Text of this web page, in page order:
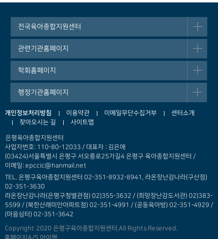
전국육아종합지원센터
관련기관홈페이지
학회홈페이지
행정기관홈페이지
개인정보처리방침 이용약관 이메일무단수집거부
센터소개
찾아오시는 길
사이트맵
은평육아종합지원센터
사업자번호: 110-80-12033 / 대표자 : 김은애
(03424)서울특별시 은평구 서오릉로25가길4 은평구 육아종합지원센터 /
이메일: epccic@hanmail.net
TEL. 은평구육아종합지원센터 02-351-8932-8941, 라온장난감나라(구산점)
02-351-3630
라온장난감나라(은평구청별관점) 02)355-3632 / (희망장난감도서관) 02)383-
5599 / (북한산래미안아파트점) 02-351-4991 / (공동육아방) 02-351-4929 /
(마음심터) 02-351-3642
Copyright 2020 은평구육아종합지원센터.All Rights Reserved.
홈페이지A/S 아이웹